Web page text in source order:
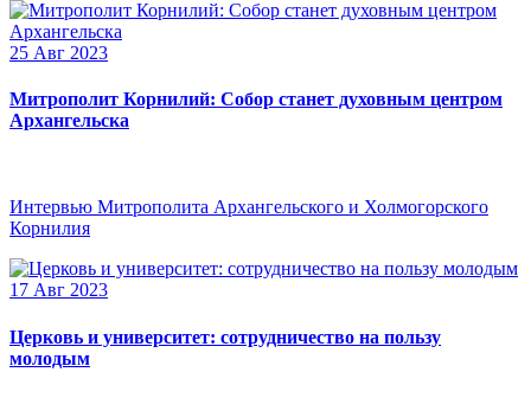
25 Авг 2023
Митрополит Корнилий: Собор станет духовным центром
Архангельска
Интервью Митрополита Архангельского и Холмогорского
Корнилия
17 Авг 2023
Церковь и университет: сотрудничество на пользу
молодым